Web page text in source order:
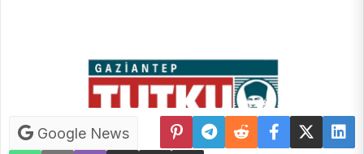
Google News